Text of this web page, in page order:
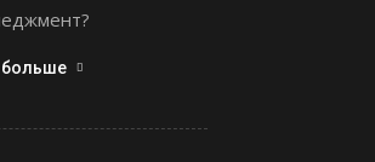
больше